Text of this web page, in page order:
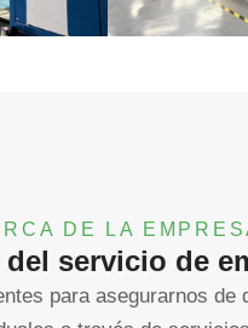
DE LA
del servicio de
para asegurarnos